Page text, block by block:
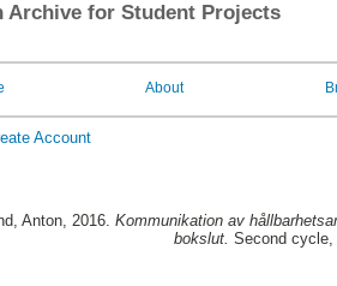
Archive for Student Projects
About
Account
Anton, 2016. Kommunikation av
bokslut. Second cycle,